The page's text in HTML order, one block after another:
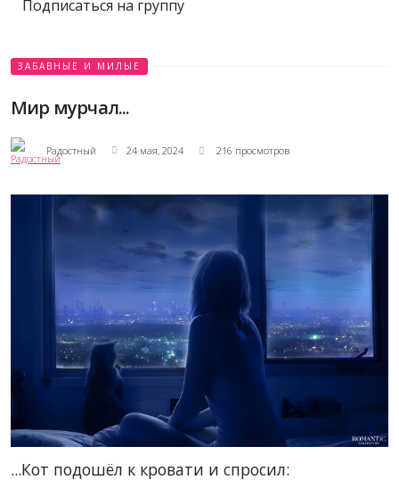
Подписаться на группу
ЗАБАВНЫЕ И МИЛЫЕ
Мир мурчал...
Радостный 24 мая, 2024 216 просмотров
...Кот подошёл к кровати и спросил: